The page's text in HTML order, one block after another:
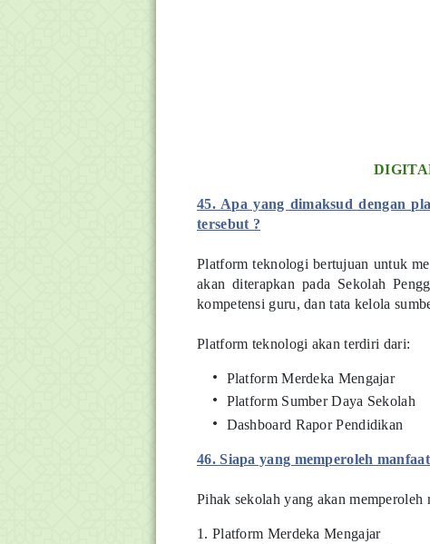
45. Apa yang dimaksud dengan
tersebut ?
Platform teknologi bertujuan untuk
akan diterapkan pada Sekolah
kompetensi guru, dan tata kelola
Platform teknologi akan terdiri dari:
Platform Merdeka Mengajar
Platform Sumber Daya Sekolah
Dashboard Rapor Pendidikan
46. Siapa yang memperoleh
Pihak sekolah yang akan memperoleh
1. Platform Merdeka Mengajar